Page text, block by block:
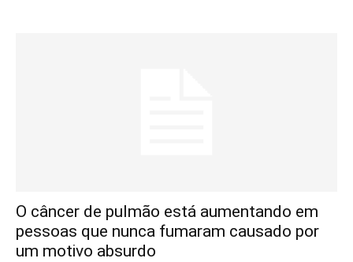
O câncer de pulmão está aumentando em
pessoas que nunca fumaram causado por
um motivo absurdo